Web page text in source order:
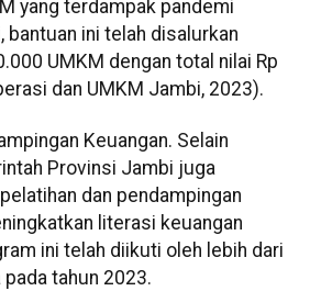
yang terdampak pandemi
bantuan ini telah disalurkan
UMKM dengan total nilai Rp
dan UMKM Jambi, 2023).
Keuangan. Selain
Provinsi Jambi juga
dan pendampingan
literasi keuangan
ini telah diikuti oleh lebih dari
tahun 2023.